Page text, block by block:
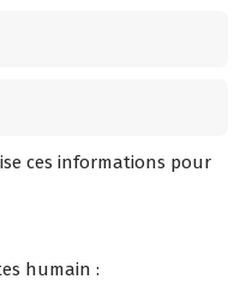
ces informations pour
humain :